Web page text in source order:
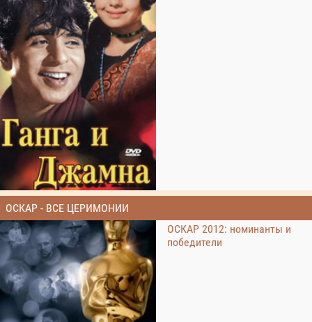
ОСКАР - ВСЕ ЦЕРИМОНИИ
ОСКАР 2012: номинанты и
победители